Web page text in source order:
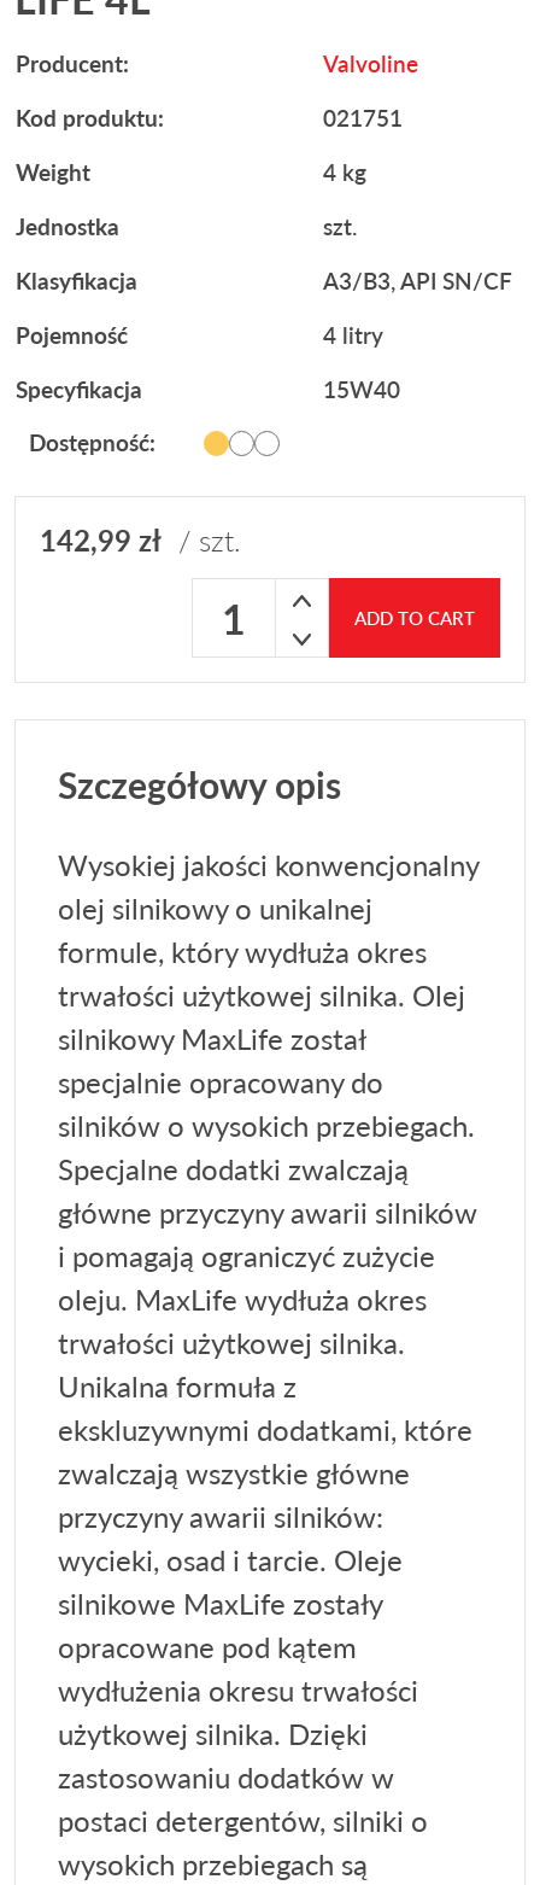
Producent:
Valvoline
Kod produktu:
021751
Weight
4 kg
Jednostka
szt.
Klasyfikacja
A3/B3, API SN/CF
Pojemność
4 litry
Specyfikacja
15W40
Dostępność:
142,99 zł / szt.
Olej 15W40 Valvoline MAX LIFE 4L
ADD TO CART
Szczegółowy opis
Wysokiej jakości konwencjonalny
olej silnikowy o unikalnej
formule, który wydłuża okres
trwałości użytkowej silnika. Olej
silnikowy MaxLife został
specjalnie opracowany do
silników o wysokich przebiegach.
Specjalne dodatki zwalczają
główne przyczyny awarii silników
i pomagają ograniczyć zużycie
oleju. MaxLife wydłuża okres
trwałości użytkowej silnika.
Unikalna formuła z
ekskluzywnymi dodatkami, które
zwalczają wszystkie główne
przyczyny awarii silników:
wycieki, osad i tarcie. Oleje
silnikowe MaxLife zostały
opracowane pod kątem
wydłużenia okresu trwałości
użytkowej silnika. Dzięki
zastosowaniu dodatków w
postaci detergentów, silniki o
wysokich przebiegach są